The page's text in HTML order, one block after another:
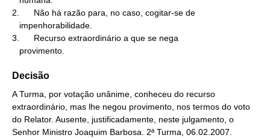
2.      Não há razão para, no caso, cogitar-se de
3.      Recurso extraordinário a que se nega
   provimento.
Decisão
A Turma, por votação unânime, conheceu do recurso
extraordinário, mas lhe negou provimento, nos termos do voto
do Relator. Ausente, justificadamente, neste julgamento, o
Senhor Ministro Joaquim Barbosa. 2ª Turma, 06.02.2007.